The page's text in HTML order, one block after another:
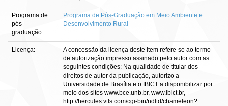
Programa de
pós-
graduação:
Programa de Pós-Graduação em Meio Ambiente e
Desenvolvimento Rural
Licença:
A concessão da licença deste item refere-se ao termo
de autorização impresso assinado pelo autor com as
seguintes condições: Na qualidade de titular dos
direitos de autor da publicação, autorizo a
Universidade de Brasília e o IBICT a disponibilizar por
meio dos sites www.bce.unb.br, www.ibict.br,
http://hercules.vtls.com/cgi-bin/ndltd/chameleon?